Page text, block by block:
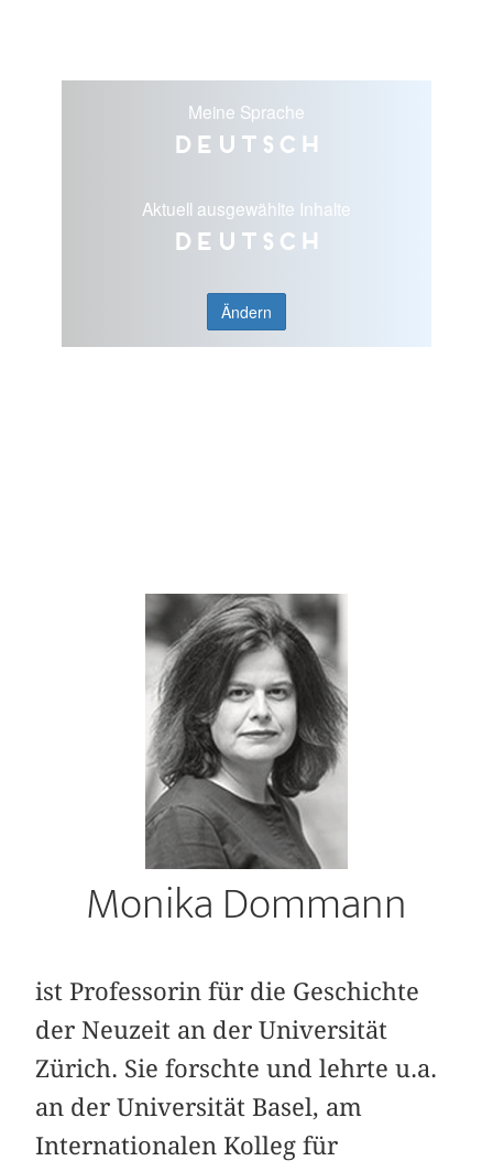
Meine Sprache
Deutsch
Aktuell ausgewählte Inhalte
Deutsch
Ändern
Monika Dommann
ist Professorin für die Geschichte
der Neuzeit an der Universität
Zürich. Sie forschte und lehrte u.a.
an der Universität Basel, am
Internationalen Kolleg für